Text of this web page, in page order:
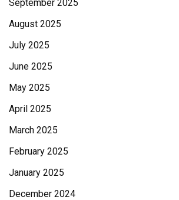
September 2025
August 2025
July 2025
June 2025
May 2025
April 2025
March 2025
February 2025
January 2025
December 2024